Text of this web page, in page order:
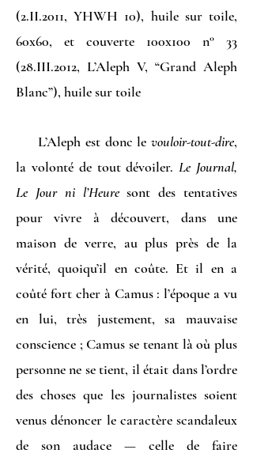
(2.II.2011, YHWH 10), huile sur toile,
60x60, et couverte 100x100 n° 33
(28.III.2012, L’Aleph V, “Grand Aleph
Blanc”), huile sur toile
L’Aleph est donc le vouloir-tout-dire,
la volonté de tout dévoiler.Le Journal,
Le Jour ni l’Heuresont des tentatives
pour vivre à découvert, dans une
maison de verre, au plus près de la
vérité, quoiqu’il en coûte. Et il en a
coûté fort cher à Camus : l’époque a vu
en lui, très justement, sa mauvaise
conscience ; Camus se tenant là où plus
personne ne se tient, il était dans l’ordre
des choses que les journalistes soient
venus dénoncer le caractère scandaleux
de son audace — celle de faire